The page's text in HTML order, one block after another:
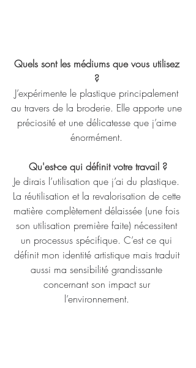
Quels sont les médiums que vous utilisez
?
J’expérimente le plastique principalement
au travers de la broderie. Elle apporte une
préciosité et une délicatesse que j’aime
énormément.
Qu'est-ce qui définit votre travail ?
Je dirais l’utilisation que j’ai du plastique.
La réutilisation et la revalorisation de cette
matière complètement délaissée (une fois
son utilisation première faite) nécessitent
un processus spécifique. C’est ce qui
définit mon identité artistique mais traduit
aussi ma sensibilité grandissante
concernant son impact sur
l’environnement.